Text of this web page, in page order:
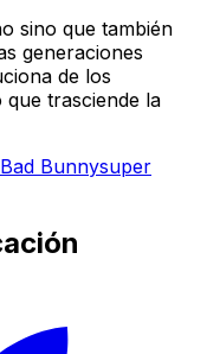
sino que también
generaciones
de los
trasciende la
Bad Bunnysuper